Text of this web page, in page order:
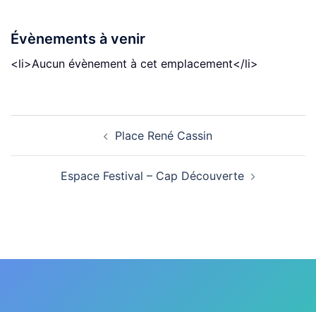
Évènements à venir
<li>Aucun évènement à cet emplacement</li>
Place René Cassin
Espace Festival – Cap Découverte